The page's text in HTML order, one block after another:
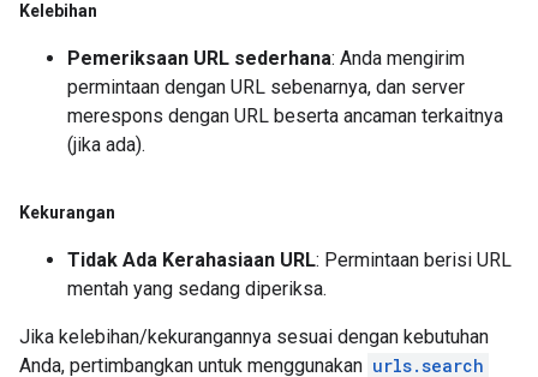
Kelebihan
Pemeriksaan URL sederhana: Anda mengirim
permintaan dengan URL sebenarnya, dan server
merespons dengan URL beserta ancaman terkaitnya
(jika ada).
Kekurangan
Tidak Ada Kerahasiaan URL: Permintaan berisi URL
mentah yang sedang diperiksa.
Jika kelebihan/kekurangannya sesuai dengan kebutuhan
Anda, pertimbangkan untuk menggunakan urls.search